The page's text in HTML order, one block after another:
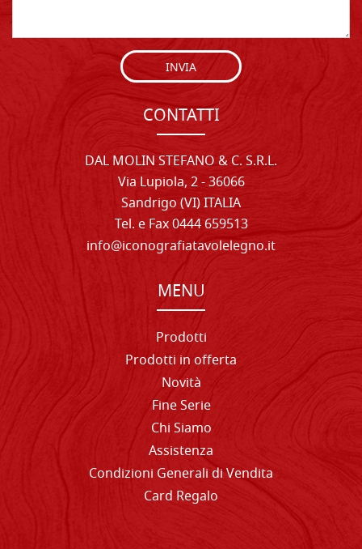
INVIA
CONTATTI
DAL MOLIN STEFANO & C. S.R.L.
Via Lupiola, 2 - 36066
Sandrigo (VI) ITALIA
Tel. e Fax 0444 659513
info@iconografiatavolelegno.it
MENU
Prodotti
Prodotti in offerta
Novità
Fine Serie
Chi Siamo
Assistenza
Condizioni Generali di Vendita
Card Regalo